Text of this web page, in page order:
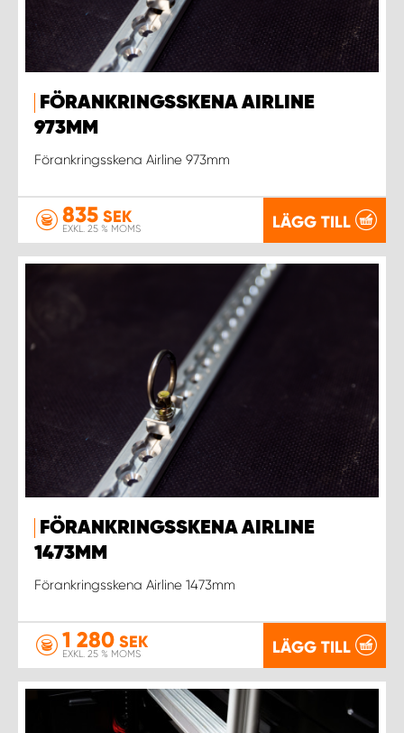
FÖRANKRINGSSKENA AIRLINE
973MM
Förankringsskena Airline 973mm
835 SEK
EXKL. 25 % MOMS LÄGG TILL
FÖRANKRINGSSKENA AIRLINE
1473MM
Förankringsskena Airline 1473mm
1 280 SEK
EXKL. 25 % MOMS LÄGG TILL